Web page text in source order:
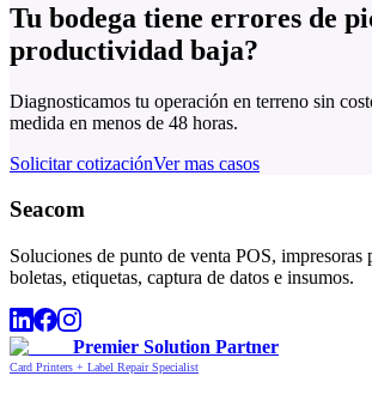
Tu bodega tiene errores de
productividad baja?
Diagnosticamos tu operación en terreno sin
medida en menos de 48 horas.
Solicitar cotizaciónVer mas casos
Seacom
Soluciones de punto de venta POS, impresoras
boletas, etiquetas, captura de datos e insumos.
Premier Solution Partner
Card Printers + Label Repair Specialist